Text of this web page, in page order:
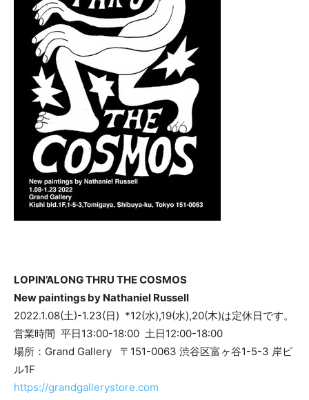
LOPIN’ALONG THRU THE COSMOS
New paintings by Nathaniel Russell
2022.1.08(土)-1.23(日) *12(水),19(水),20(木)は定休日です。
営業時間 平日13:00-18:00 土日12:00-18:00
場所：Grand Gallery 〒151-0063 渋谷区富ヶ谷1-5-3 岸ビ
ル1F
https://grandgallerystore.com